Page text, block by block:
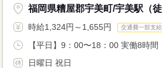
福岡県糟屋郡宇美町/宇美駅（徒
時給1,324円～1,655円 交通費一部支給
【平日】9：00〜18：00 実働8時間
日曜日 祝日